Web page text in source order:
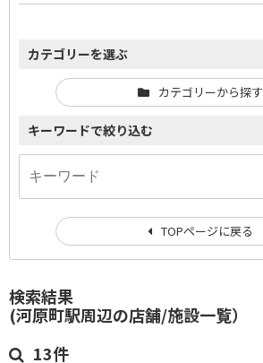
検索結果
(河原町駅周辺の店舗/施設一覧）
13件
カテゴリーを選ぶ
カテゴリーから探す
キーワードで絞り込む
TOPページに戻る